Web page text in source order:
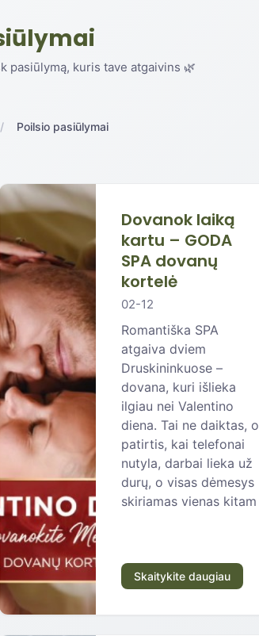
pasiūlymą, kuris tave atgaivins 🌿
Poilsio pasiūlymai
Dovanok laiką
kartu – GODA
SPA dovanų
kortelė
02-12
Romantiška SPA
atgaiva dviem
Druskininkuose –
dovana, kuri išlieka
ilgiau nei Valentino
diena. Tai ne daiktas, o
patirtis, kai telefonai
nutyla, darbai lieka už
durų, o visas dėmesys
skiriamas vienas kitam
Skaitykite daugiau